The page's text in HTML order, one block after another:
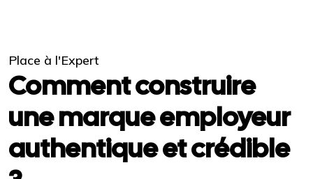
Place à l'Expert
Comment construire
une marque employeur
authentique et crédible